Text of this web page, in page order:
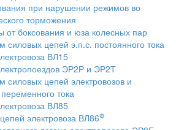
при нарушении режимов во
торможения
боксования и юза колесных пар
силовых цепей э.п.с. постоянного тока
ВЛ15
ЭР2Р и ЭР2Т
силовых цепей электровозов и
тока
ВЛ85
электровоза ВЛ86Ф